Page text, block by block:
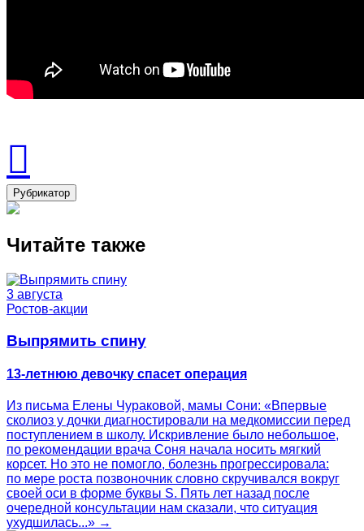
Рубрикатор
Читайте также
3 августа
Ростов-акции
Выпрямить спину
13-летнюю девочку спасет операция
Из письма Елены Чураковой, мамы Сони: «Впервые
сколиоз у дочки диагностировали на медкомиссии перед
поступлением в школу. Искривление было небольшое,
по рекомендации врача Соня начала носить мягкий
корсет. Но это не помогло, болезнь прогрессировала:
по мере роста позвоночник словно скручивался вокруг
своей оси в форме буквы S. Пять лет назад после
очередной консультации нам сказали, что ситуация
ухудшилась...» →